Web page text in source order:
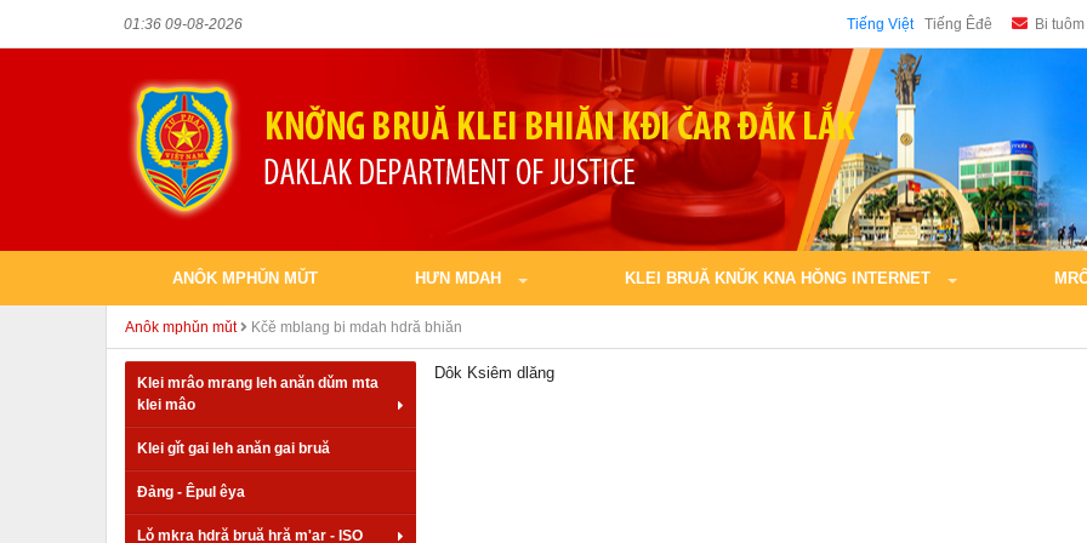
01:36 09-08-2026 Tiếng Việt Tiếng Êđê Bi tuôm
ANÔK MPHǓN MǓT HƯN MDAH KLEI BRUĂ KNǓK KNA HǑNG INTERNET
Anôk mphǔn mǔt Kčě mblang bi mdah hdră bhiăn
Klei mrâo mrang leh anăn dǔm mta
klei mâo
Klei gǐt gai leh anăn gai bruă
Đảng - Êpul êya
Lǒ mkra hdră bruă hră m'ar - ISO
Dôk Ksiêm dlăng